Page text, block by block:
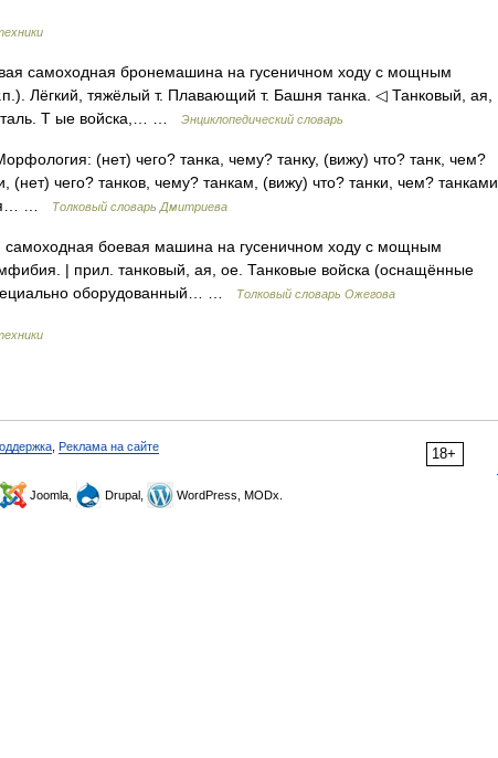
самоходная бронемашина на гусеничном ходу с мощным
Лёгкий, тяжёлый т. Плавающий т. Башня танка. ◁ Танковый, ая,
Т ые войска,… …
Энциклопедический словарь
(нет) чего? танка, чему? танку, (вижу) что? танк, чем?
(нет) чего? танков, чему? танкам, (вижу) что? танки, чем? танками,
…
Толковый словарь Дмитриева
боевая машина на гусеничном ходу с мощным
| прил. танковый, ая, ое. Танковые войска (оснащённые
оборудованный… …
Толковый словарь Ожегова
18+
Реклама на сайте
Joomla, Drupal, WordPress, MODx.